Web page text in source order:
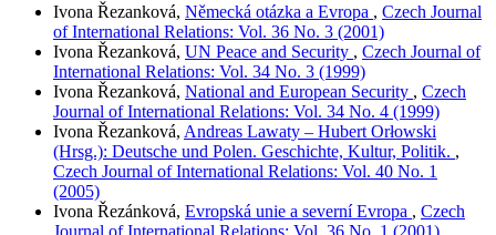
Ivona Řezanková, Německá otázka a Evropa , Czech Journal
of International Relations: Vol. 36 No. 3 (2001)
Ivona Řezanková, UN Peace and Security , Czech Journal of
International Relations: Vol. 34 No. 3 (1999)
Ivona Řezanková, National and European Security , Czech
Journal of International Relations: Vol. 34 No. 4 (1999)
Ivona Řezanková, Andreas Lawaty – Hubert Orłowski
(Hrsg.): Deutsche und Polen. Geschichte, Kultur, Politik. ,
Czech Journal of International Relations: Vol. 40 No. 1
(2005)
Ivona Řezánková, Evropská unie a severní Evropa , Czech
Journal of International Relations: Vol. 36 No. 1 (2001)